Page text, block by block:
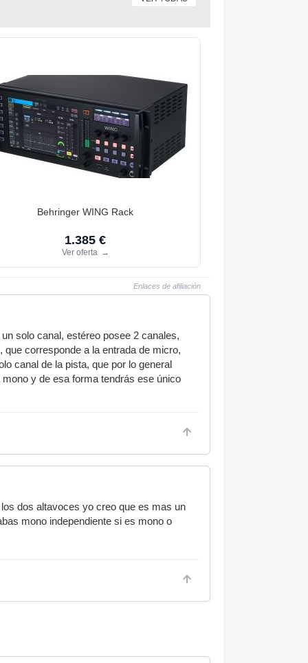
Behringer WING Rack
1.385 €
Ver oferta →
Enlaces de afiliación
solo canal, estéreo posee 2 canales,
corresponde a la entrada de micro,
canal de la pista, que por lo general
y de esa forma tendrás ese único
dos altavoces yo creo que es mas un
mono independiente si es mono o